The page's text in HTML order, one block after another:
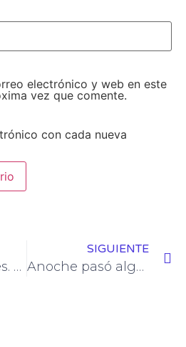
electrónico y web en este
vez que comente.
con cada nueva
Noche de Reyes. Un trasplantado.
SIGUIENTE
Anoche pasó algo. Un trasplantado.